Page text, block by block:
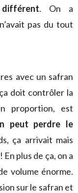
. On a
pas du tout
avec un safran
doit contrôler la
proportion, est
peut perdre le
ça arrivait mais
plus de ça, on a
volume énorme.
sur le safran et